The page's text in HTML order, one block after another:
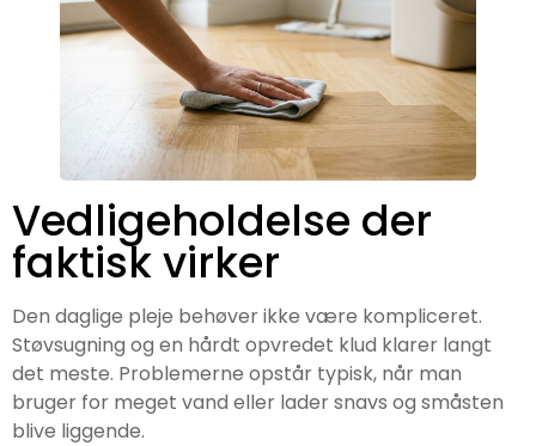
Vedligeholdelse der
faktisk virker
Den daglige pleje behøver ikke være kompliceret.
Støvsugning og en hårdt opvredet klud klarer langt
det meste. Problemerne opstår typisk, når man
bruger for meget vand eller lader snavs og småsten
blive liggende.